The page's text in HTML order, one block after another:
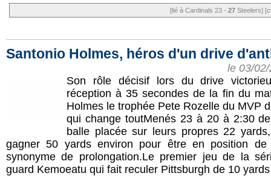
[lié à Cardinals 23 - 27 Steelers]
Santonio Holmes, héros d'un drive
le 03/
Son rôle décisif lors du drive
réception à 35 secondes de la fin du
Holmes le trophée Pete Rozelle du MVP
qui change toutMenés 23 à 20 à 2:30
balle placée sur leurs propres 22
gagner 50 yards environ pour être en position
synonyme de prolongation.Le premier jeu de la
guard Kemoeatu qui fait reculer Pittsburgh de 10